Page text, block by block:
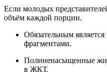
Если молодых
объём каждой порции.
Обязательным
фрагментами.
Полиненасыщенные
в ЖКТ.